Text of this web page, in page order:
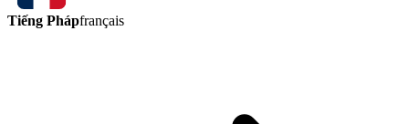
Tiếng Phápfrançais